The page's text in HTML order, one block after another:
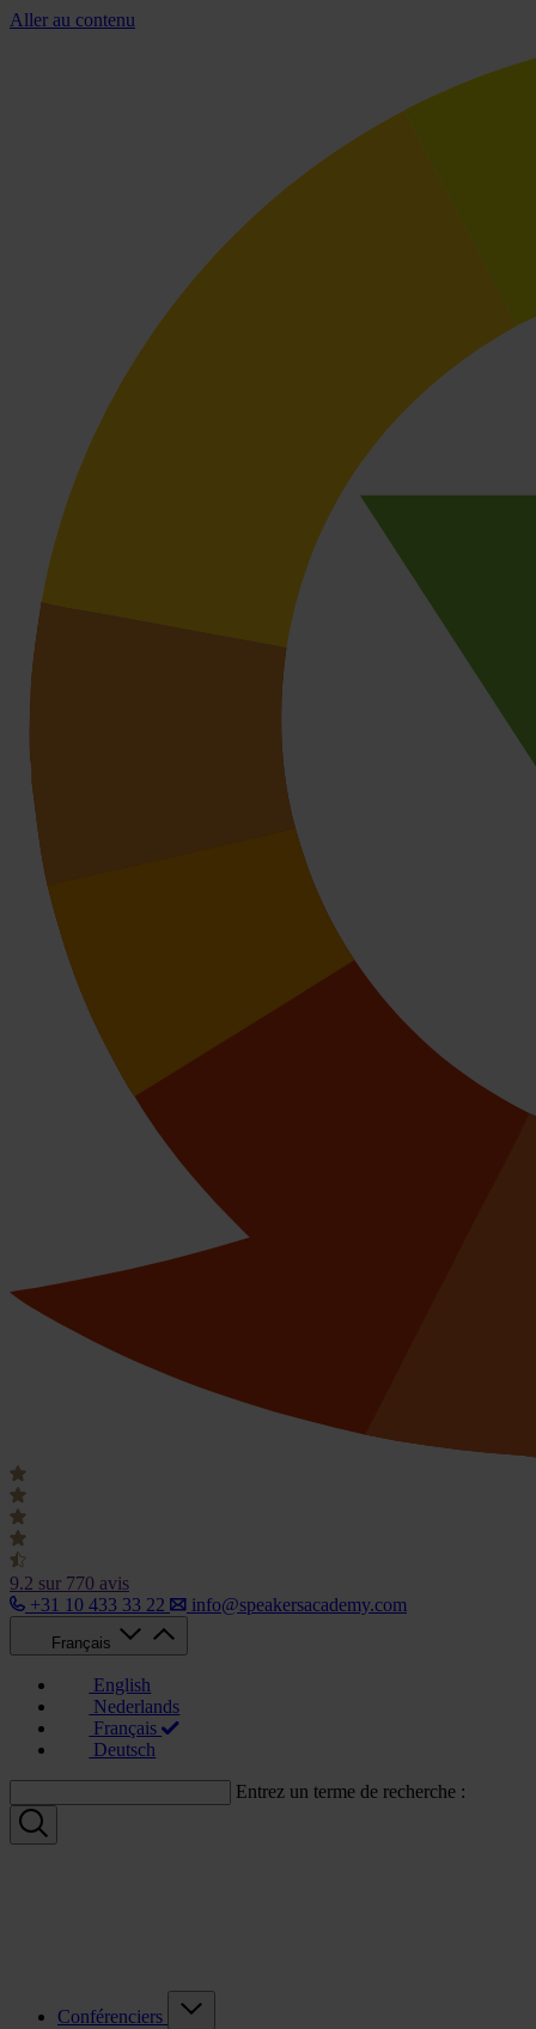
Aller au contenu
9.2 sur 770 avis
+31 10 433 33 22
info@speakersacademy.com
Français
English
Nederlands
Français
Deutsch
Entrez un terme de recherche :
Conférenciers